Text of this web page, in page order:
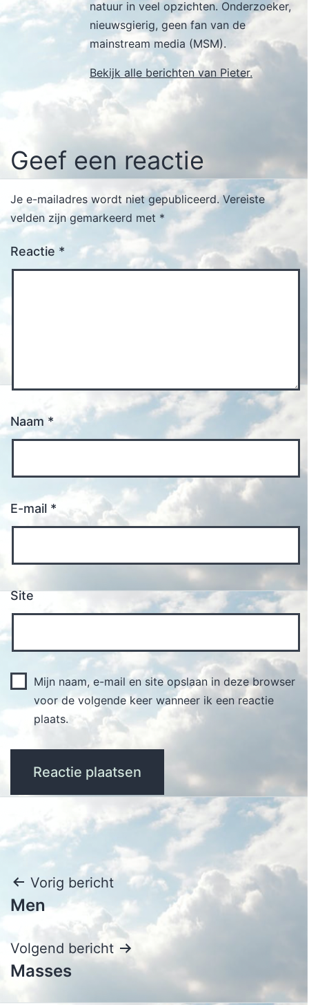
natuur in veel opzichten. Onderzoeker,
nieuwsgierig, geen fan van de
mainstream media (MSM).
Bekijk alle berichten van Pieter.
Geef een reactie
Je e-mailadres wordt niet gepubliceerd. Vereiste
velden zijn gemarkeerd met *
Reactie *
Naam *
E-mail *
Site
Mijn naam, e-mail en site opslaan in deze browser
voor de volgende keer wanneer ik een reactie
plaats.
Bericht
navigatie
Vorig bericht
Men
Volgend bericht
Masses